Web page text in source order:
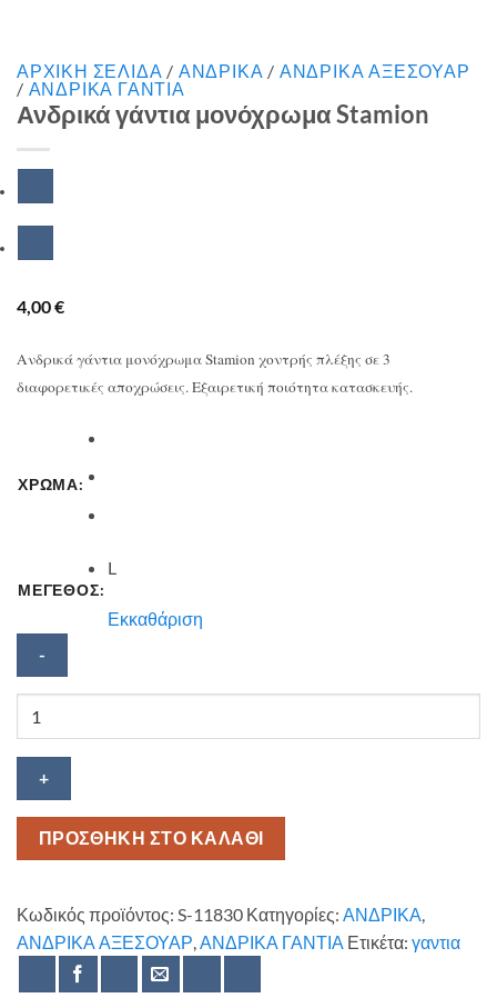
ΑΡΧΙΚΉ ΣΕΛΊΔΑ / ΑΝΔΡΙΚΑ / ΑΝΔΡΙΚΑ ΑΞΕΣΟΥΑΡ
/ ΑΝΔΡΙΚΑ ΓΑΝΤΙΑ
Ανδρικά γάντια μονόχρωμα Stamion
4,00€
Ανδρικά γάντια μονόχρωμα Stamion χοντρής πλέξης σε 3
διαφορετικές αποχρώσεις. Εξαιρετική ποιότητα κατασκευής.
ΧΡΩΜΑ:
ΜΕΓΕΘΟΣ:
L
Εκκαθάριση
μονόχρωμα
Stamion
ΠΡΟΣΘΗΚΗ ΣΤΟ ΚΑΛΑΘΙ
Κωδικός προϊόντος: S-11830 Κατηγορίες: ΑΝΔΡΙΚΑ,
ΑΝΔΡΙΚΑ ΑΞΕΣΟΥΑΡ,ΑΝΔΡΙΚΑ ΓΑΝΤΙΑ Ετικέτα: γαντια